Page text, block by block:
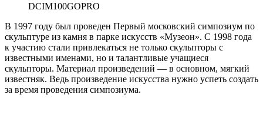
DCIM100GOPRO
В 1997 году был проведен Первый московский симпозиум по
скульптуре из камня в парке искусств «Музеон». С 1998 года
к участию стали привлекаться не только скульпторы с
известными именами, но и талантливые учащиеся
скульпторы. Материал произведений — в основном, мягкий
известняк. Ведь произведение искусства нужно успеть создать
за время проведения симпозиума.